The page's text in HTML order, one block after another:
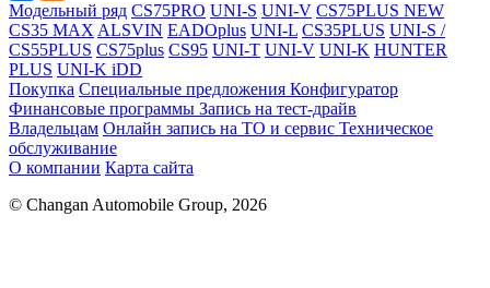
Модельный ряд CS75PRO UNI-S UNI-V CS75PLUS NEW
CS35 MAX ALSVIN EADOplus UNI-L CS35PLUS UNI-S /
CS55PLUS CS75plus CS95 UNI-T UNI-V UNI-K HUNTER
PLUS UNI-K iDD
Покупка Специальные предложения Конфигуратор
Финансовые программы Запись на тест-драйв
Владельцам Онлайн запись на ТО и сервис Техническое
обслуживание
О компании Карта сайта
© Changan Automobile Group, 2026